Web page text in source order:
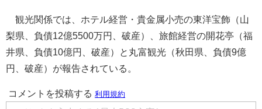
観光関係では、ホテル経営・貴金属小売の東洋宝飾（山
梨県、負債12億5500万円、破産）、旅館経営の開花亭（福
井県、負債10億円、破産）と丸富観光（秋田県、負債9億
円、破産）が報告されている。